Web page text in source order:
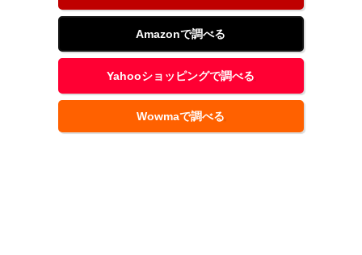
Amazonで調べる
Yahooショッピングで調べる
Wowmaで調べる